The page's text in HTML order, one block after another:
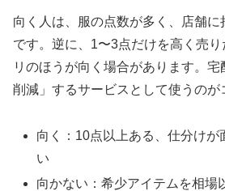
向く人は、服の点数が多く、店舗に
です。逆に、1〜3点だけを高く売
リのほうが向く場合があります。
削減」するサービスとして使うのが
向く：10点以上ある、仕分けが
い
向かない：希少アイテムを相場